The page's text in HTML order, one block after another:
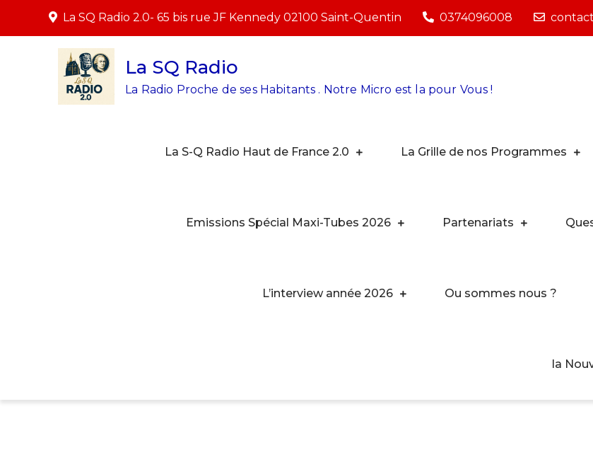
La SQ Radio 2.0- 65 bis rue JF Kennedy 02100 Saint-Quentin 0374096008
La SQ Radio
La Radio Proche de ses Habitants . Notre Micro est la pour Vous !
La S-Q Radio Haut de France 2.0 La Grille de nos Programmes
Emissions Spécial Maxi-Tubes 2026 Partenariats
L’interview année 2026 Ou sommes nous ?
la